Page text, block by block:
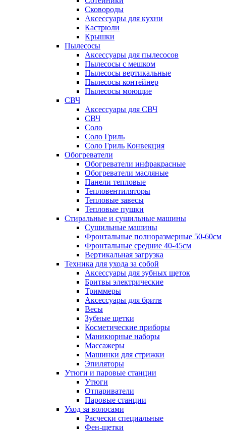
Сковороды
Аксессуары для кухни
Кастрюли
Крышки
Пылесосы
Аксессуары для пылесосов
Пылесосы с мешком
Пылесосы вертикальные
Пылесосы контейнер
Пылесосы моющие
СВЧ
Аксессуары для СВЧ
СВЧ
Соло
Соло Гриль
Соло Гриль Конвекция
Обогреватели
Обогреватели инфракрасные
Обогреватели масляные
Панели тепловые
Тепловентиляторы
Тепловые завесы
Тепловые пушки
Стиральные и сушильные машины
Сушильные машины
Фронтальные полноразмерные 50-60см
Фронтальные средние 40-45см
Вертикальная загрузка
Техника для ухода за собой
Аксессуары для зубных щеток
Бритвы электрические
Триммеры
Аксессуары для бритв
Весы
Зубные щетки
Косметические приборы
Маникюрные наборы
Массажеры
Машинки для стрижки
Эпиляторы
Утюги и паровые станции
Утюги
Отпариватели
Паровые станции
Уход за волосами
Расчески специальные
Фен-щетки